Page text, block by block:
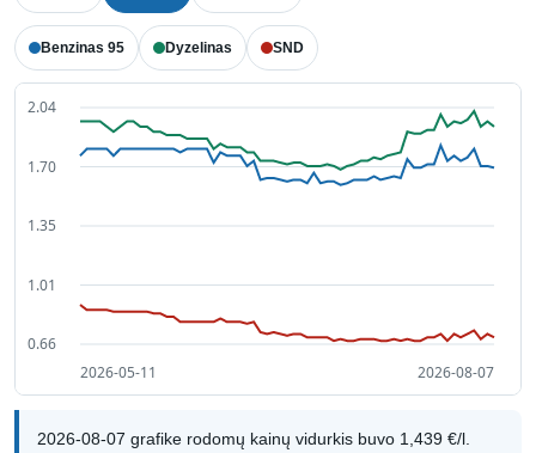
Benzinas 95 Dyzelinas SND
2026-08-07 grafike rodomų kainų vidurkis buvo 1,439 €/l.